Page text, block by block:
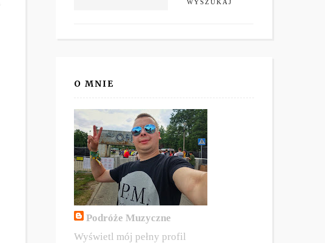
O MNIE
Podróże Muzyczne
Wyświetl mój pełny profil